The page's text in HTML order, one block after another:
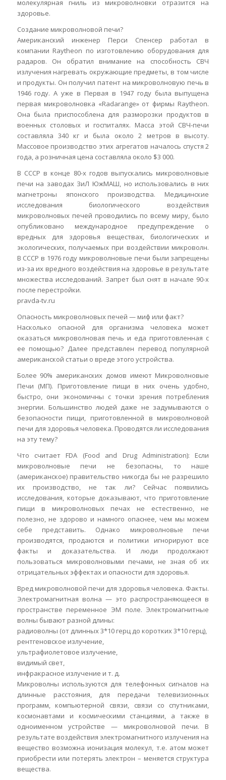
молекулярная гниль из микроволновки отразится на
здоровье.
Создание микроволновой печи?
Американский инженер Перси Спенсер работал в
компании Raytheon по изготовлению оборудования для
радаров. Он обратил внимание на способность СВЧ
излучения нагревать окружающие предметы, в том числе
и продукты. Он получил патент на микроволновую печь в
1946 году. А уже в Первая в 1947 году была выпущена
первая микроволновка «Radarange» от фирмы Raytheon.
Она была приспособлена для разморозки продуктов в
военных столовых и госпиталях. Масса этой СВЧ-печи
составляла 340 кг и была около 2 метров в высоту.
Массовое производство этих агрегатов началось спустя 2
года, а розничная цена составляла около $3 000.
В СССР в конце 80-х годов выпускались микроволновые
печи на заводах ЗиЛ ЮжМАШ, но использовались в них
магнетроны японского производства. Медицинские
исследования биологического воздействия
микроволновых печей проводились по всему миру, было
опубликовано международное предупреждение о
вредных для здоровья веществах, биологических и
экологических, получаемых при воздействии микроволн.
В СССР в 1976 году микроволновые печи были запрещены
из-за их вредного воздействия на здоровье в результате
множества исследований. Запрет был снят в начале 90-х
после перестройки.
pravda-tv.ru
Опасность микроволновых печей — миф или факт?
Насколько опасной для организма человека может
оказаться микроволновая печь и еда приготовленная с
ее помощью? Далее представлен перевод популярной
американской статьи о вреде этого устройства.
Более 90% американских домов имеют Микроволновые
Печи (МП). Приготовление пищи в них очень удобно,
быстро, они экономичны с точки зрения потребления
энергии. Большинство людей даже не задумываются о
безопасности пищи, приготовленной в микроволновой
печи для здоровья человека. Проводятся ли исследования
на эту тему?
Что считает FDA (Food and Drug Administration): Если
микроволновые печи не безопасны, то наше
(американское) правительство никогда бы не разрешило
их производство, не так ли? Сейчас появились
исследования, которые доказывают, что приготовление
пищи в микроволновых печах не естественно, не
полезно, не здорово и намного опаснее, чем мы можем
себе представить. Однако микроволновые печи
производятся, продаются и политики игнорируют все
факты и доказательства. И люди продолжают
пользоваться микроволновыми печами, не зная об их
отрицательных эффектах и опасности для здоровья.
Вред микроволновой печи для здоровья человека. Факты.
Электромагнитная волна — это распространяющееся в
пространстве переменное ЭМ поле. Электромагнитные
волны бывают разной длины:
радиоволны (от длинных 3*10 герц до коротких 3*10 герц),
рентгеновское излучение,
ультрафиолетовое излучение,
видимый свет,
инфракрасное излучение и т. д.
Микроволны используются для телефонных сигналов на
длинные расстояния, для передачи телевизионных
программ, компьютерной связи, связи со спутниками,
космонавтами и космическими станциями, а также в
одноименном устройстве — микроволновой печи. B
результате воздействия электромагнитного излучения на
вещество возможна ионизация молекул, т.е. атом может
приобрести или потерять электрон – меняется структура
вещества.